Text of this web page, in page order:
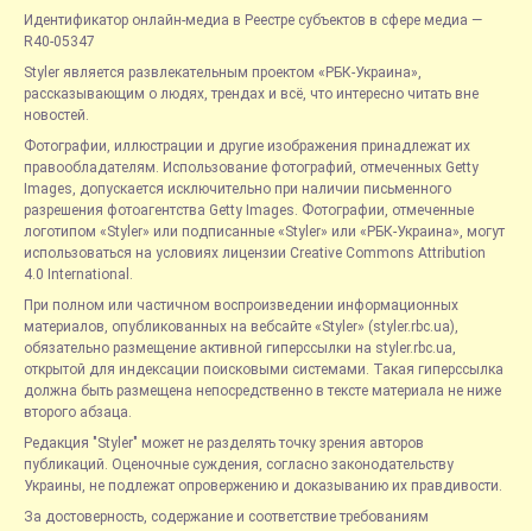
Идентификатор онлайн-медиа в Реестре субъектов в сфере медиа —
R40-05347
Styler является развлекательным проектом «РБК-Украина»,
рассказывающим о людях, трендах и всё, что интересно читать вне
новостей.
Фотографии, иллюстрации и другие изображения принадлежат их
правообладателям. Использование фотографий, отмеченных Getty
Images, допускается исключительно при наличии письменного
разрешения фотоагентства Getty Images. Фотографии, отмеченные
логотипом «Styler» или подписанные «Styler» или «РБК-Украина», могут
использоваться на условиях лицензии Creative Commons Attribution
4.0 International.
При полном или частичном воспроизведении информационных
материалов, опубликованных на вебсайте «Styler» (styler.rbc.ua),
обязательно размещение активной гиперссылки на styler.rbc.ua,
открытой для индексации поисковыми системами. Такая гиперссылка
должна быть размещена непосредственно в тексте материала не ниже
второго абзаца.
Редакция "Styler" может не разделять точку зрения авторов
публикаций. Оценочные суждения, согласно законодательству
Украины, не подлежат опровержению и доказыванию их правдивости.
За достоверность, содержание и соответствие требованиям